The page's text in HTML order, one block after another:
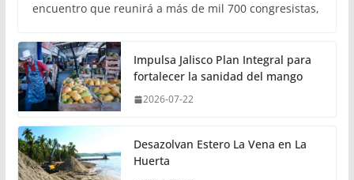
encuentro que reunirá a más de mil 700 congresistas,
Impulsa Jalisco Plan Integral para
fortalecer la sanidad del mango
2026-07-22
Desazolvan Estero La Vena en La
Huerta